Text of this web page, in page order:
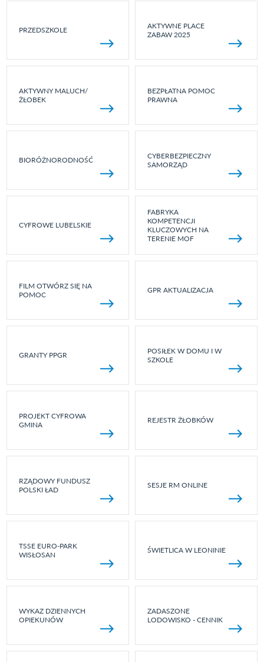
PRZEDSZKOLE
AKTYWNE PLACE
ZABAW 2025
AKTYWNY MALUCH/
ŻŁOBEK
BEZPŁATNA POMOC
PRAWNA
BIORÓŻNORODNOŚĆ
CYBERBEZPIECZNY
SAMORZĄD
CYFROWE LUBELSKIE
FABRYKA
KOMPETENCJI
KLUCZOWYCH NA
TERENIE MOF
FILM OTWÓRZ SIĘ NA
POMOC
GPR AKTUALIZACJA
GRANTY PPGR
POSIŁEK W DOMU I W
SZKOLE
PROJEKT CYFROWA
GMINA
REJESTR ŻŁOBKÓW
RZĄDOWY FUNDUSZ
POLSKI ŁAD
SESJE RM ONLINE
TSSE EURO-PARK
WISŁOSAN
ŚWIETLICA W LEONINIE
WYKAZ DZIENNYCH
OPIEKUNÓW
ZADASZONE
LODOWISKO - CENNIK